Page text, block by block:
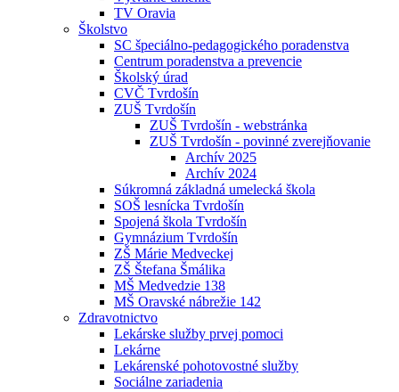
TV Oravia
Školstvo
SC špeciálno-pedagogického poradenstva
Centrum poradenstva a prevencie
Školský úrad
CVČ Tvrdošín
ZUŠ Tvrdošín
ZUŠ Tvrdošín - webstránka
ZUŠ Tvrdošín - povinné zverejňovanie
Archív 2025
Archív 2024
Súkromná základná umelecká škola
SOŠ lesnícka Tvrdošín
Spojená škola Tvrdošín
Gymnázium Tvrdošín
ZŠ Márie Medveckej
ZŠ Štefana Šmálika
MŠ Medvedzie 138
MŠ Oravské nábrežie 142
Zdravotnictvo
Lekárske služby prvej pomoci
Lekárne
Lekárenské pohotovostné služby
Sociálne zariadenia